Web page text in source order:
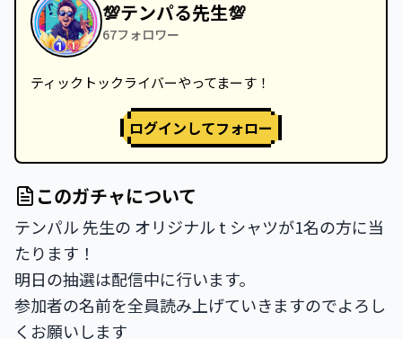
💯テンパる先生💯
67フォロワー
ティックトックライバーやってまーす！
ログインしてフォロー
このガチャについて
テンパル 先生の オリジナル t シャツが1名の方に当
たります！
明日の抽選は配信中に行います。
参加者の名前を全員読み上げていきますのでよろし